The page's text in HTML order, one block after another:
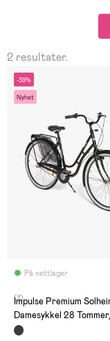
2 resultater.
-39%
Nyhet
På nettlager
(1)
Impulse Premium
Damesykkel 28